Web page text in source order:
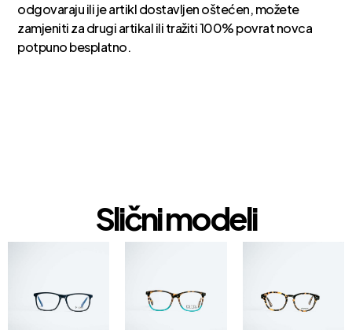
odgovaraju ili je artikl dostavljen oštećen, možete
zamjeniti za drugi artikal ili tražiti 100% povrat novca
potpuno besplatno.
Slični modeli
1+1 1+1